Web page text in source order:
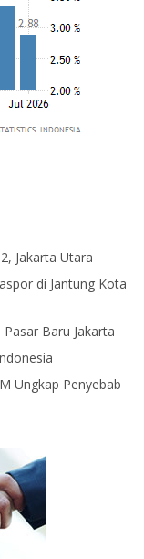
Jakarta Utara
di Jantung Kota
Baru Jakarta
Ungkap Penyebab